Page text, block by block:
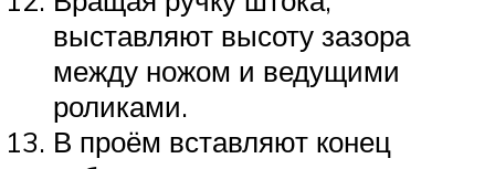
выставляют высоту зазора
между ножом и ведущими
роликами.
В проём вставляют конец